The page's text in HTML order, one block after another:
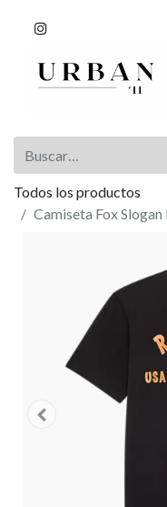
Todos los productos
Camiseta Fox